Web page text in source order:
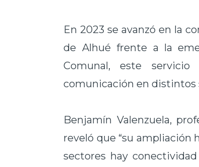
En 2023 se avanzó en la
de Alhué frente a la
Comunal, este
comunicación en distintos
Benjamín Valenzuela,
reveló que “su ampliación
sectores hay